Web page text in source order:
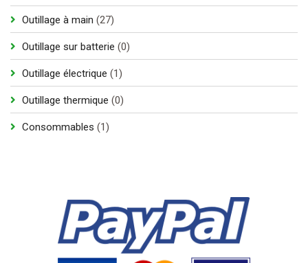
Outillage à main 2727
Outillage sur batterie 00
Outillage électrique 11
Outillage thermique 00
Consommables 11